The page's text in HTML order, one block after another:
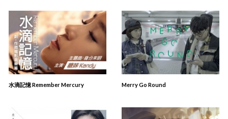
水滴記憶 Remember Mercury Merry Go Round